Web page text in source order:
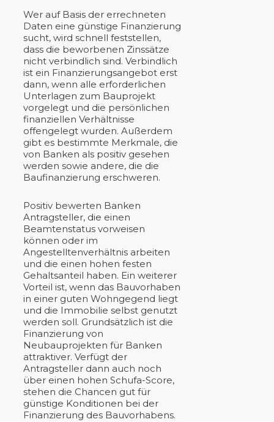
Wer auf Basis der errechneten
Daten eine günstige Finanzierung
sucht, wird schnell feststellen,
dass die beworbenen Zinssätze
nicht verbindlich sind. Verbindlich
ist ein Finanzierungsangebot erst
dann, wenn alle erforderlichen
Unterlagen zum Bauprojekt
vorgelegt und die persönlichen
finanziellen Verhältnisse
offengelegt wurden. Außerdem
gibt es bestimmte Merkmale, die
von Banken als positiv gesehen
werden sowie andere, die die
Baufinanzierung erschweren.
Positiv bewerten Banken
Antragsteller, die einen
Beamtenstatus vorweisen
können oder im
Angestelltenverhältnis arbeiten
und die einen hohen festen
Gehaltsanteil haben. Ein weiterer
Vorteil ist, wenn das Bauvorhaben
in einer guten Wohngegend liegt
und die Immobilie selbst genutzt
werden soll. Grundsätzlich ist die
Finanzierung von
Neubauprojekten für Banken
attraktiver. Verfügt der
Antragsteller dann auch noch
über einen hohen Schufa-Score,
stehen die Chancen gut für
günstige Konditionen bei der
Finanzierung des Bauvorhabens.